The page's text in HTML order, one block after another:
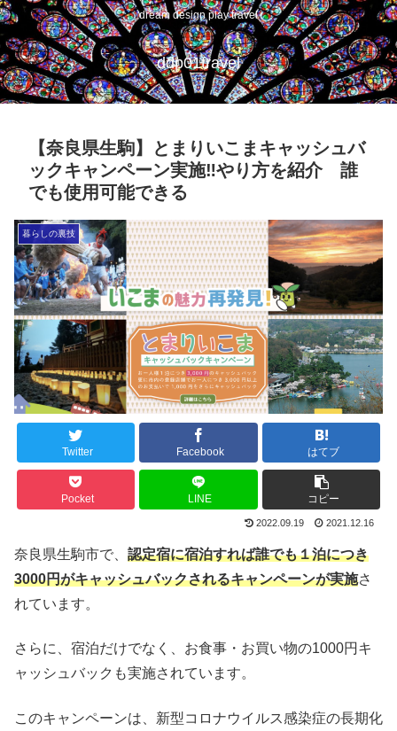
dream design play travel
ddp01travel
【奈良県生駒】とまりいこまキャッシュバ
ックキャンペーン実施‼︎やり方を紹介 誰
でも使用可能できる
暮らしの裏技
Twitter Facebook はてブ
Pocket LINE コピー
2022.09.19 2021.12.16
奈良県生駒市で、 認定宿に宿泊すれば誰でも１泊につき
3000円がキャッシュバックされるキャンペーンが実施さ
れています。
さらに、宿泊だけでなく、お食事・お買い物の1000円キ
ャッシュバックも実施されています。
このキャンペーンは、新型コロナウイルス感染症の長期化